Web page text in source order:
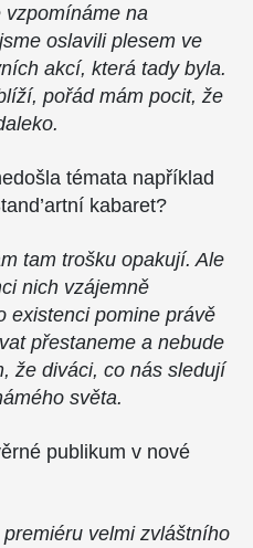
na
oslavili plesem ve
akcí, která tady byla.
pořád mám pocit, že
témata například
kabaret?
tam trošku opakují. Ale
nich vzájemně
existenci pomine právě
přestaneme a nebude
že diváci, co nás sledují
světa.
publikum v nové
velmi zvláštního